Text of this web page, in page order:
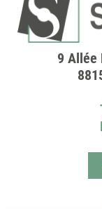
9 Allée